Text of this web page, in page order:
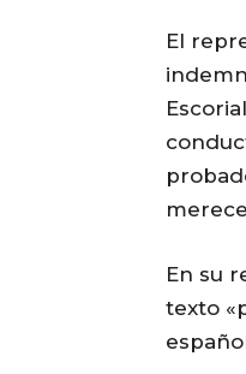
El
En su
texto